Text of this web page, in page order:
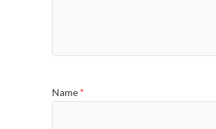
Name *